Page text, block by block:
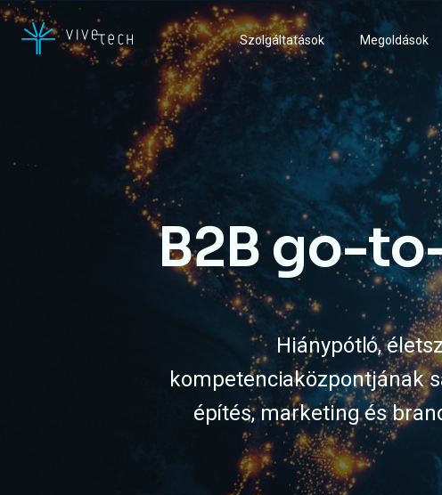
Szolgáltatások Megoldások
B2B go-
Hiánypótló,
kompetenciaközpontjának
építés, marketing és